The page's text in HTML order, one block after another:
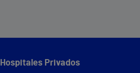
Hospitales Privados